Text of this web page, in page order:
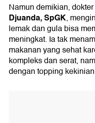
Namun demikian,
Djuanda, SpGK,
lemak dan gula bisa
meningkat. Ia tak
makanan yang sehat
kompleks dan serat,
dengan topping